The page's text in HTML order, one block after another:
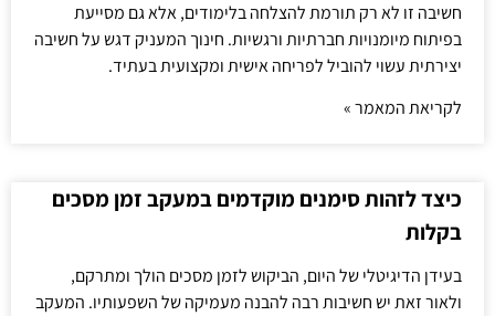
חשיבה זו לא רק תורמת להצלחה בלימודים, אלא גם מסייעת
בפיתוח מיומנויות חברתיות ורגשיות. חינוך המעניק דגש על חשיבה
יצירתית עשוי להוביל לפריחה אישית ומקצועית בעתיד.
לקריאת המאמר »
כיצד לזהות סימנים מוקדמים במעקב זמן מסכים
בקלות
בעידן הדיגיטלי של היום, הביקוש לזמן מסכים הולך ומתרקם,
ולאור זאת יש חשיבות רבה להבנה מעמיקה של השפעותיו. המעקב